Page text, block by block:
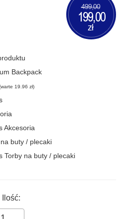
Backpack
warte 19.96 zł)
Akcesoria
buty / plecaki
Torby na buty / plecaki
499,00
199,00
zł
Ilość: